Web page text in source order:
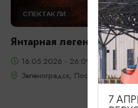
СПЕКТАКЛИ
Янтарная легенда
16.05.2026 - 26.09.2026,
Зеленоградск, Поселение
7